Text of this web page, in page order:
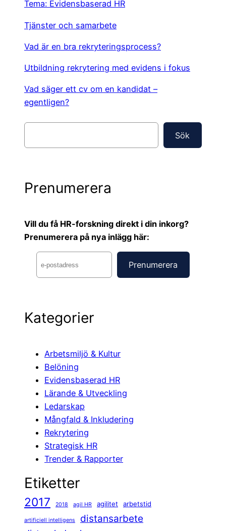
Tema: Evidensbaserad HR
Tjänster och samarbete
Vad är en bra rekryteringsprocess?
Utbildning rekrytering med evidens i fokus
Vad säger ett cv om en kandidat –
egentligen?
S
Sök
Prenumerera
Vill du få HR-forskning direkt i din inkorg?
Prenumerera på nya inlägg här:
Kategorier
Arbetsmiljö & Kultur
Belöning
Evidensbaserad HR
Lärande & Utveckling
Ledarskap
Mångfald & Inkludering
Rekrytering
Strategisk HR
Trender & Rapporter
Etiketter
2017 2018 agil HR agilitet arbetstid
artificiell intelligens distansarbete